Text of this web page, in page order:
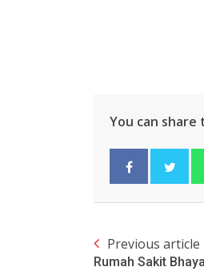
You can share
Previous article
Rumah Sakit